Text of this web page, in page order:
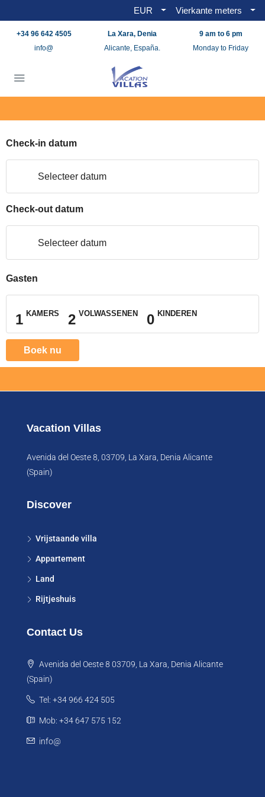
EUR Vierkante meters
+34 96 642 4505
info@
La Xara, Denia
Alicante, España.
9 am to 6 pm
Monday to Friday
Check-in datum
Selecteer datum
Check-out datum
Selecteer datum
Gasten
KAMERS
1 VOLWASSENEN
2 KINDEREN
0
Boek nu
Vacation Villas
Avenida del Oeste 8, 03709, La Xara, Denia Alicante
(Spain)
Discover
Vrijstaande villa
Appartement
Land
Rijtjeshuis
Contact Us
Avenida del Oeste 8 03709, La Xara, Denia Alicante
(Spain)
Tel: +34 966 424 505
Mob: +34 647 575 152
info@